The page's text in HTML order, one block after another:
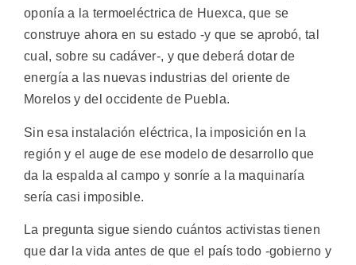
oponía a la termoeléctrica de Huexca, que se
construye ahora en su estado -y que se aprobó, tal
cual, sobre su cadáver-, y que deberá dotar de
energía a las nuevas industrias del oriente de
Morelos y del occidente de Puebla.
Sin esa instalación eléctrica, la imposición en la
región y el auge de ese modelo de desarrollo que
da la espalda al campo y sonríe a la maquinaría
sería casi imposible.
La pregunta sigue siendo cuántos activistas tienen
que dar la vida antes de que el país todo -gobierno y